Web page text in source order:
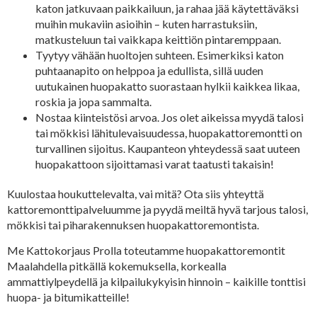
katon jatkuvaan paikkailuun, ja rahaa jää käytettäväksi
muihin mukaviin asioihin – kuten harrastuksiin,
matkusteluun tai vaikkapa keittiön pintaremppaan.
Tyytyy vähään huoltojen suhteen. Esimerkiksi katon
puhtaanapito on helppoa ja edullista, sillä uuden
uutukainen huopakatto suorastaan hylkii kaikkea likaa,
roskia ja jopa sammalta.
Nostaa kiinteistösi arvoa. Jos olet aikeissa myydä talosi
tai mökkisi lähitulevaisuudessa, huopakattoremontti on
turvallinen sijoitus. Kaupanteon yhteydessä saat uuteen
huopakattoon sijoittamasi varat taatusti takaisin!
Kuulostaa houkuttelevalta, vai mitä? Ota siis yhteyttä
kattoremonttipalveluumme ja pyydä meiltä hyvä tarjous talosi,
mökkisi tai piharakennuksen huopakattoremontista.
Me Kattokorjaus Prolla toteutamme huopakattoremontit
Maalahdella pitkällä kokemuksella, korkealla
ammattiylpeydellä ja kilpailukykyisin hinnoin – kaikille tonttisi
huopa- ja bitumikatteille!